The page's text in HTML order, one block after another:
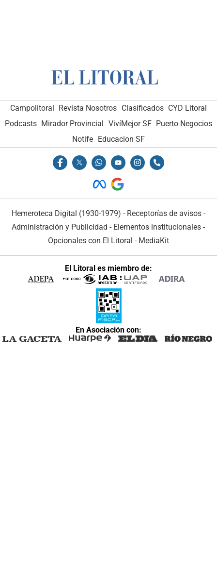
Campolitoral Revista Nosotros Clasificados CYD Litoral
Podcasts Mirador Provincial VivíMejor SF Puerto Negocios
Notife Educacion SF
Hemeroteca Digital (1930-1979) - Receptorías de avisos -
Administración y Publicidad - Elementos institucionales -
Opcionales con El Litoral - MediaKit
El Litoral es miembro de:
En Asociación con: